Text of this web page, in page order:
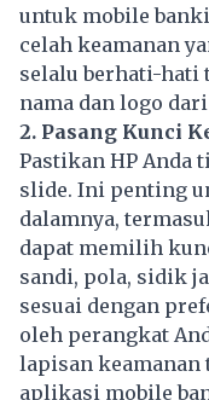
untuk mobile
celah keamanan
selalu berhati-hati
nama dan logo
2. Pasang Kunci
Pastikan HP Anda
slide. Ini penting
dalamnya,
dapat memilih
sandi, pola, sidik
sesuai dengan
oleh perangkat
lapisan keamanan
aplikasi mobile